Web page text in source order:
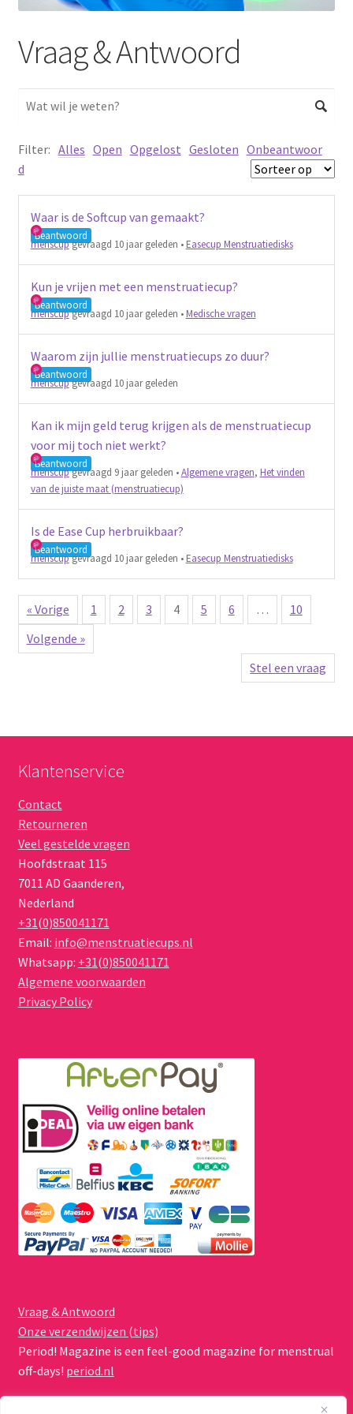
Voordeelpakketten
Proefpakketten
wat je nog meer wil weten
Vraag & Antwoord
Filter: Alles Open Opgelost Gesloten Onbeantwoor
d
Waar is de Softcup van gemaakt?
Beantwoord
menscupgevraagd 10 jaar geleden •Easecup Menstruatiedisks
Kun je vrijen met een menstruatiecup?
Beantwoord
menscupgevraagd 10 jaar geleden •Medische vragen
Waarom zijn jullie menstruatiecups zo duur?
Beantwoord
menscupgevraagd 10 jaar geleden
Kan ik mijn geld terug krijgen als de menstruatiecup
voor mij toch niet werkt?
Beantwoord
menscupgevraagd 9 jaar geleden •Algemene vragen, Het vinden
van de juiste maat (menstruatiecup)
Is de Ease Cup herbruikbaar?
Beantwoord
menscupgevraagd 10 jaar geleden •Easecup Menstruatiedisks
« Vorige 1 2 3 4 5 6 …
10
Volgende »
Stel een vraag
Klantenservice
Contact
Retourneren
Veel gestelde vragen
Hoofdstraat 115
7011 AD Gaanderen,
Nederland
+31(0)850041171
Email: info@menstruatiecups.nl
Whatsapp: +31(0)850041171
Algemene voorwaarden
Privacy Policy
Vraag & Antwoord
Onze verzendwijzen (tips)
Period! Magazine is een feel-good magazine for menstrual
off-days! period.nl